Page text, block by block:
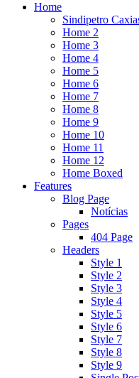
Home
Sindipetro
Home 2
Home 3
Home 4
Home 5
Home 6
Home 7
Home 8
Home 9
Home 10
Home 11
Home 12
Home Boxed
Features
Blog Page
Notícias
Pages
404 Page
Headers
Style 1
Style 2
Style 3
Style 4
Style 5
Style 6
Style 7
Style 8
Style 9